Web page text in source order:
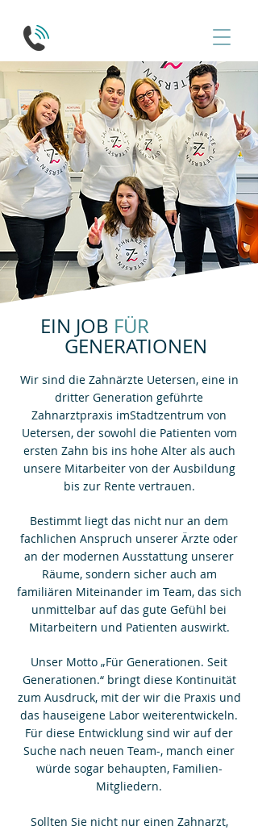
EIN JOB FÜR
GENERATIONEN
Wir sind die Zahnärzte Uetersen, eine in
dritter Generation geführte
Zahnarztpraxis imStadtzentrum von
Uetersen, der sowohl die Patienten vom
ersten Zahn bis ins hohe Alter als auch
unsere Mitarbeiter von der Ausbildung
bis zur Rente vertrauen.
Bestimmt liegt das nicht nur an dem
fachlichen Anspruch unserer Ärzte oder
an der modernen Ausstattung unserer
Räume, sondern sicher auch am
familiären Miteinander im Team, das sich
unmittelbar auf das gute Gefühl bei
Mitarbeitern und Patienten auswirkt.
Unser Motto „Für Generationen. Seit
Generationen.“ bringt diese Kontinuität
zum Ausdruck, mit der wir die Praxis und
das hauseigene Labor weiterentwickeln.
Für diese Entwicklung sind wir auf der
Suche nach neuen Team-, manch einer
würde sogar behaupten, Familien-
Mitgliedern.
Sollten Sie nicht nur einen Zahnarzt,